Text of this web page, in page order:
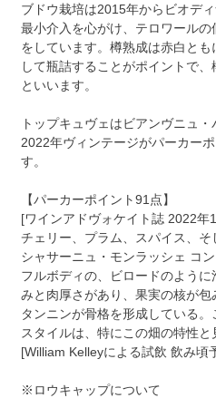
ブドウ栽培は2015年からビオデ
最小介入を心がけ、テロワール
をしています。樽熟成は赤白と
して瓶詰することがポイントで
といいます。
トップキュヴェはビアンヴニュ・
2022年ヴィンテージがパーカー
す。
【パーカーポイント91点】
[ワインアドヴォケイト誌 2022年
チェリー、プラム、スパイス、
シャサーニュ・モンラッシェ コ
フルボディの、ビロードのよう
みと肉厚さがあり、果実の核が
タンニンが骨格を形成している
スタイルは、特にこの畑の特性と
[William Kelleyによる試飲 飲み頃
※ロウキャップについて